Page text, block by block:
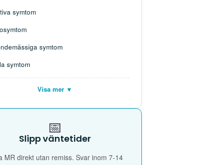
symtom
symtom
symtom
Visa mer ▼
📅
Slipp väntetider
MR direkt utan remiss. Svar inom 7-14